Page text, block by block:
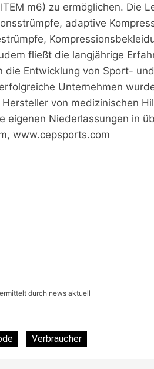
m6) zu ermöglichen. Die
adaptive
fließt die langjährige
die Entwicklung von Sport-
Unternehmen
von medizinischen
eigenen Niederlassungen in
www.cepsports.com
durch news aktuell
Verbraucher